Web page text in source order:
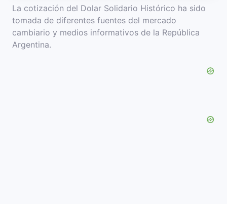
La cotización del Dolar Solidario Histórico ha sido
tomada de diferentes fuentes del mercado
cambiario y medios informativos de la República
Argentina.